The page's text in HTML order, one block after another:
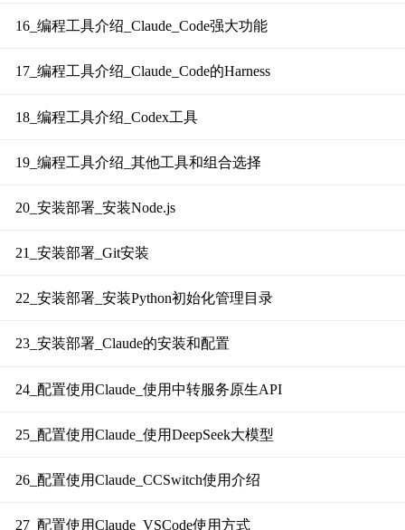
16_编程工具介绍_Claude_Code强大功能
17_编程工具介绍_Claude_Code的Harness
18_编程工具介绍_Codex工具
19_编程工具介绍_其他工具和组合选择
20_安装部署_安装Node.js
21_安装部署_Git安装
22_安装部署_安装Python初始化管理目录
23_安装部署_Claude的安装和配置
24_配置使用Claude_使用中转服务原生API
25_配置使用Claude_使用DeepSeek大模型
26_配置使用Claude_CCSwitch使用介绍
27_配置使用Claude_VSCode使用方式